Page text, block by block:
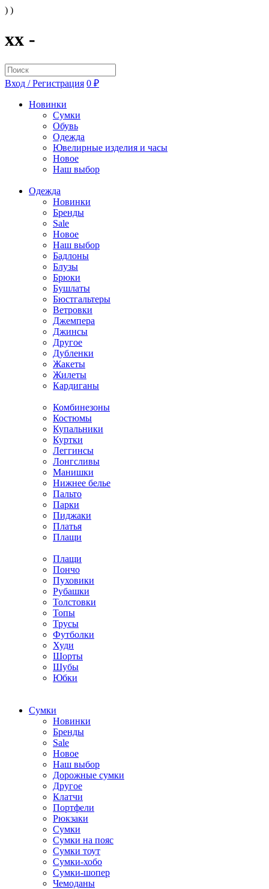
) )
xx -
Вход / Регистрация 0 ₽
Новинки
Сумки
Обувь
Одежда
Ювелирные изделия и часы
Новое
Наш выбор
Одежда
Новинки
Бренды
Sale
Новое
Наш выбор
Бадлоны
Блузы
Брюки
Бушлаты
Бюстгальтеры
Ветровки
Джемпера
Джинсы
Другое
Дубленки
Жакеты
Жилеты
Кардиганы
Комбинезоны
Костюмы
Купальники
Куртки
Леггинсы
Лонгсливы
Манишки
Нижнее белье
Пальто
Парки
Пиджаки
Платья
Плащи
Плащи
Пончо
Пуховики
Рубашки
Толстовки
Топы
Трусы
Футболки
Худи
Шорты
Шубы
Юбки
Cумки
Новинки
Бренды
Sale
Новое
Наш выбор
Дорожные сумки
Другое
Клатчи
Портфели
Рюкзаки
Сумки
Сумки на пояс
Сумки тоут
Сумки-хобо
Сумки-шопер
Чемоданы